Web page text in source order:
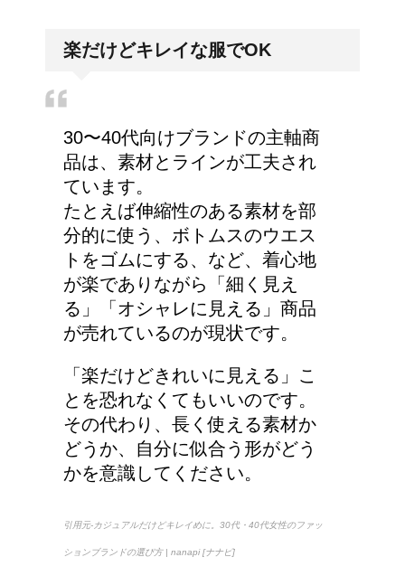
楽だけどキレイな服でOK
30〜40代向けブランドの主軸商
品は、素材とラインが工夫され
ています。
たとえば伸縮性のある素材を部
分的に使う、ボトムスのウエス
トをゴムにする、など、着心地
が楽でありながら「細く見え
る」「オシャレに見える」商品
が売れているのが現状です。
「楽だけどきれいに見える」こ
とを恐れなくてもいいのです。
その代わり、長く使える素材か
どうか、自分に似合う形がどう
かを意識してください。
引用元-カジュアルだけどキレイめに。30代・40代女性のファッ
ションブランドの選び方 | nanapi [ナナピ]